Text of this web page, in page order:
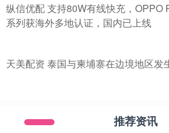
纵信优配 支持80W有线快充，OPPO
系列获海外多地认证，国内已上线
天美配资 泰国与柬埔寨在边境地区发
推荐资讯